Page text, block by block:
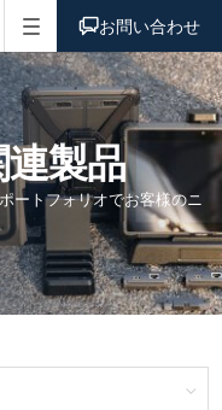
お問い合わせ
製品
ートフォリオでお客様のニ